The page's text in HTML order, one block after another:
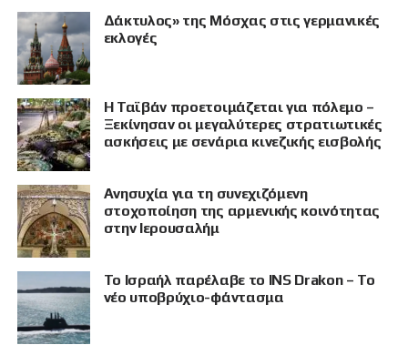
Δάκτυλος» της Μόσχας στις γερμανικές
εκλογές
Η Ταϊβάν προετοιμάζεται για πόλεμο –
Ξεκίνησαν οι μεγαλύτερες στρατιωτικές
ασκήσεις με σενάρια κινεζικής εισβολής
Ανησυχία για τη συνεχιζόμενη
στοχοποίηση της αρμενικής κοινότητας
στην Ιερουσαλήμ
Το Ισραήλ παρέλαβε το INS Drakon – Το
νέο υποβρύχιο-φάντασμα